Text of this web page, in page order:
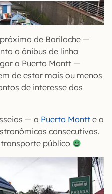
de Bariloche —
o ônibus de linha
a Puerto Montt —
de estar mais ou menos
de interesse dos
— a Puerto Montt e a
consecutivas.
público